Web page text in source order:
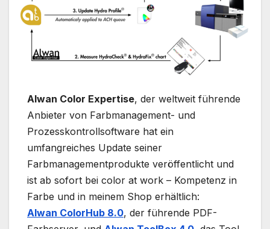
Alwan Color Expertise, der weltweit führende
Anbieter von Farbmanagement- und
Prozesskontrollsoftware hat ein
umfangreiches Update seiner
Farbmanagementprodukte veröffentlicht und
ist ab sofort bei color at work – Kompetenz in
Farbe und in meinem Shop erhältlich:
Alwan ColorHub 8.0, der führende PDF-